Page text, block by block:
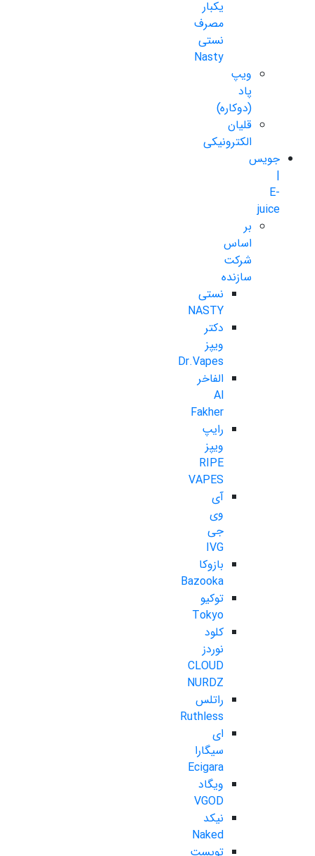
یکبار
مصرف
نستی
Nasty
ویپ
پاد
(دوکاره)
قلیان
الکترونیکی
جویس
|
E-
juice
بر
اساس
شرکت
سازنده
نستی
NASTY
دکتر
ویپز
Dr.Vapes
الفاخر
Al
Fakher
رایپ
ویپز
RIPE
VAPES
آی
وی
جی
IVG
بازوکا
Bazooka
توکیو
Tokyo
کلود
نوردز
CLOUD
NURDZ
راتلس
Ruthless
ای
سیگارا
Ecigara
ویگاد
VGOD
نیکد
Naked
تویست